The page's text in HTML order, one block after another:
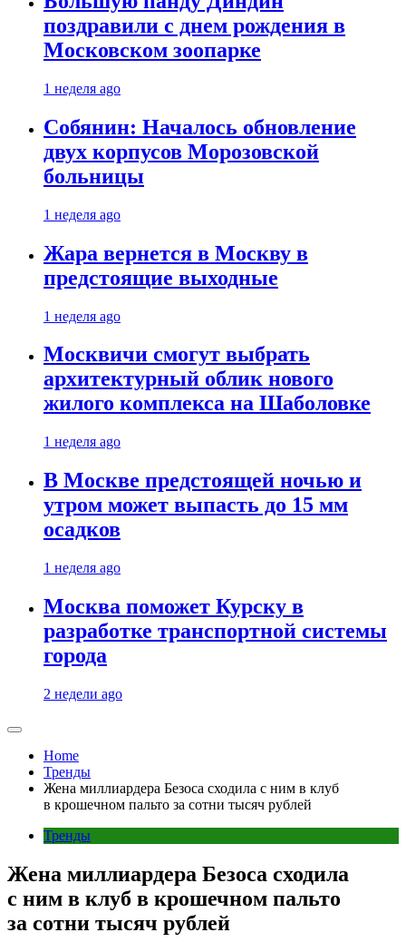
поздравили с днем рождения в
Московском зоопарке
1 неделя ago
Собянин: Началось обновление
двух корпусов Морозовской
больницы
1 неделя ago
Жара вернется в Москву в
предстоящие выходные
1 неделя ago
Москвичи смогут выбрать
архитектурный облик нового
жилого комплекса на Шаболовке
1 неделя ago
В Москве предстоящей ночью и
утром может выпасть до 15 мм
осадков
1 неделя ago
Москва поможет Курску в
разработке транспортной системы
города
2 недели ago
Home
Тренды
Жена миллиардера Безоса сходила с ним в клуб
в крошечном пальто за сотни тысяч рублей
Тренды
Жена миллиардера Безоса сходила
с ним в клуб в крошечном пальто
за сотни тысяч рублей